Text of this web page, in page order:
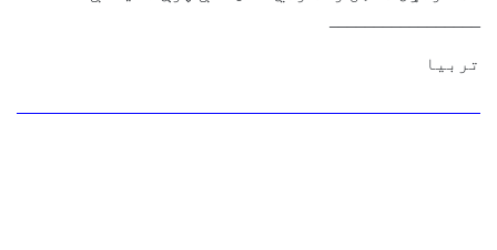
تربیا